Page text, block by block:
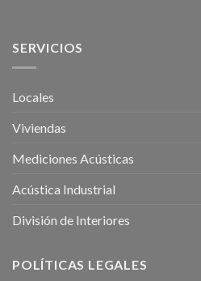
SERVICIOS
Locales
Viviendas
Mediciones Acústicas
Acústica Industrial
División de Interiores
POLÍTICAS LEGALES